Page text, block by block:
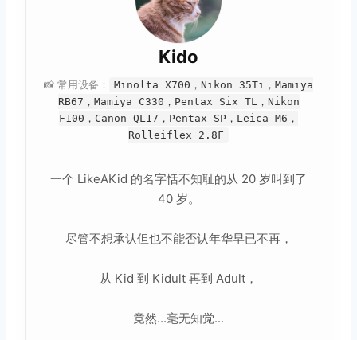
Kido
📸 常用设备：
Minolta X700，Nikon 35Ti，Mamiya
RB67，Mamiya C330，Pentax Six TL，Nikon
F100，Canon QL17，Pentax SP，Leica M6，
Rolleiflex 2.8F
一个 LikeAKid 的名字恬不知耻的从 20 岁叫到了
40 岁。
尽管不想承认但也不能否认年华早已不再，
从 Kid 到 Kidult 再到 Adult，
竟然...毫无知觉...